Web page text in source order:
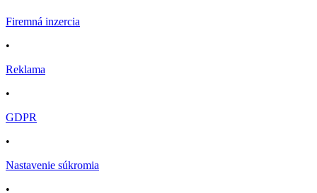
Firemná inzercia
•
Reklama
•
GDPR
•
Nastavenie súkromia
•